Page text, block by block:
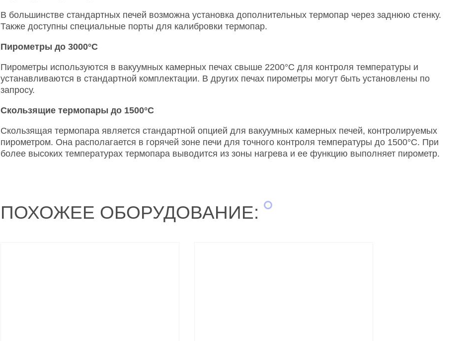
В большинстве стандартных печей возможна установка дополнительных термопар через заднюю стенку.
Также доступны специальные порты для калибровки термопар.
Пирометры до 3000°C
Пирометры используются в вакуумных камерных печах свыше 2200°C для контроля температуры и
устанавливаются в стандартной комплектации. В других печах пирометры могут быть установлены по
запросу.
Скользящие термопары до 1500°C
Скользящая термопара является стандартной опцией для вакуумных камерных печей, контролируемых
пирометром. Она располагается в горячей зоне печи для точного контроля температуры до 1500°C. При
более высоких температурах термопара выводится из зоны нагрева и ее функцию выполняет пирометр.
ПОХОЖЕЕ ОБОРУДОВАНИЕ: